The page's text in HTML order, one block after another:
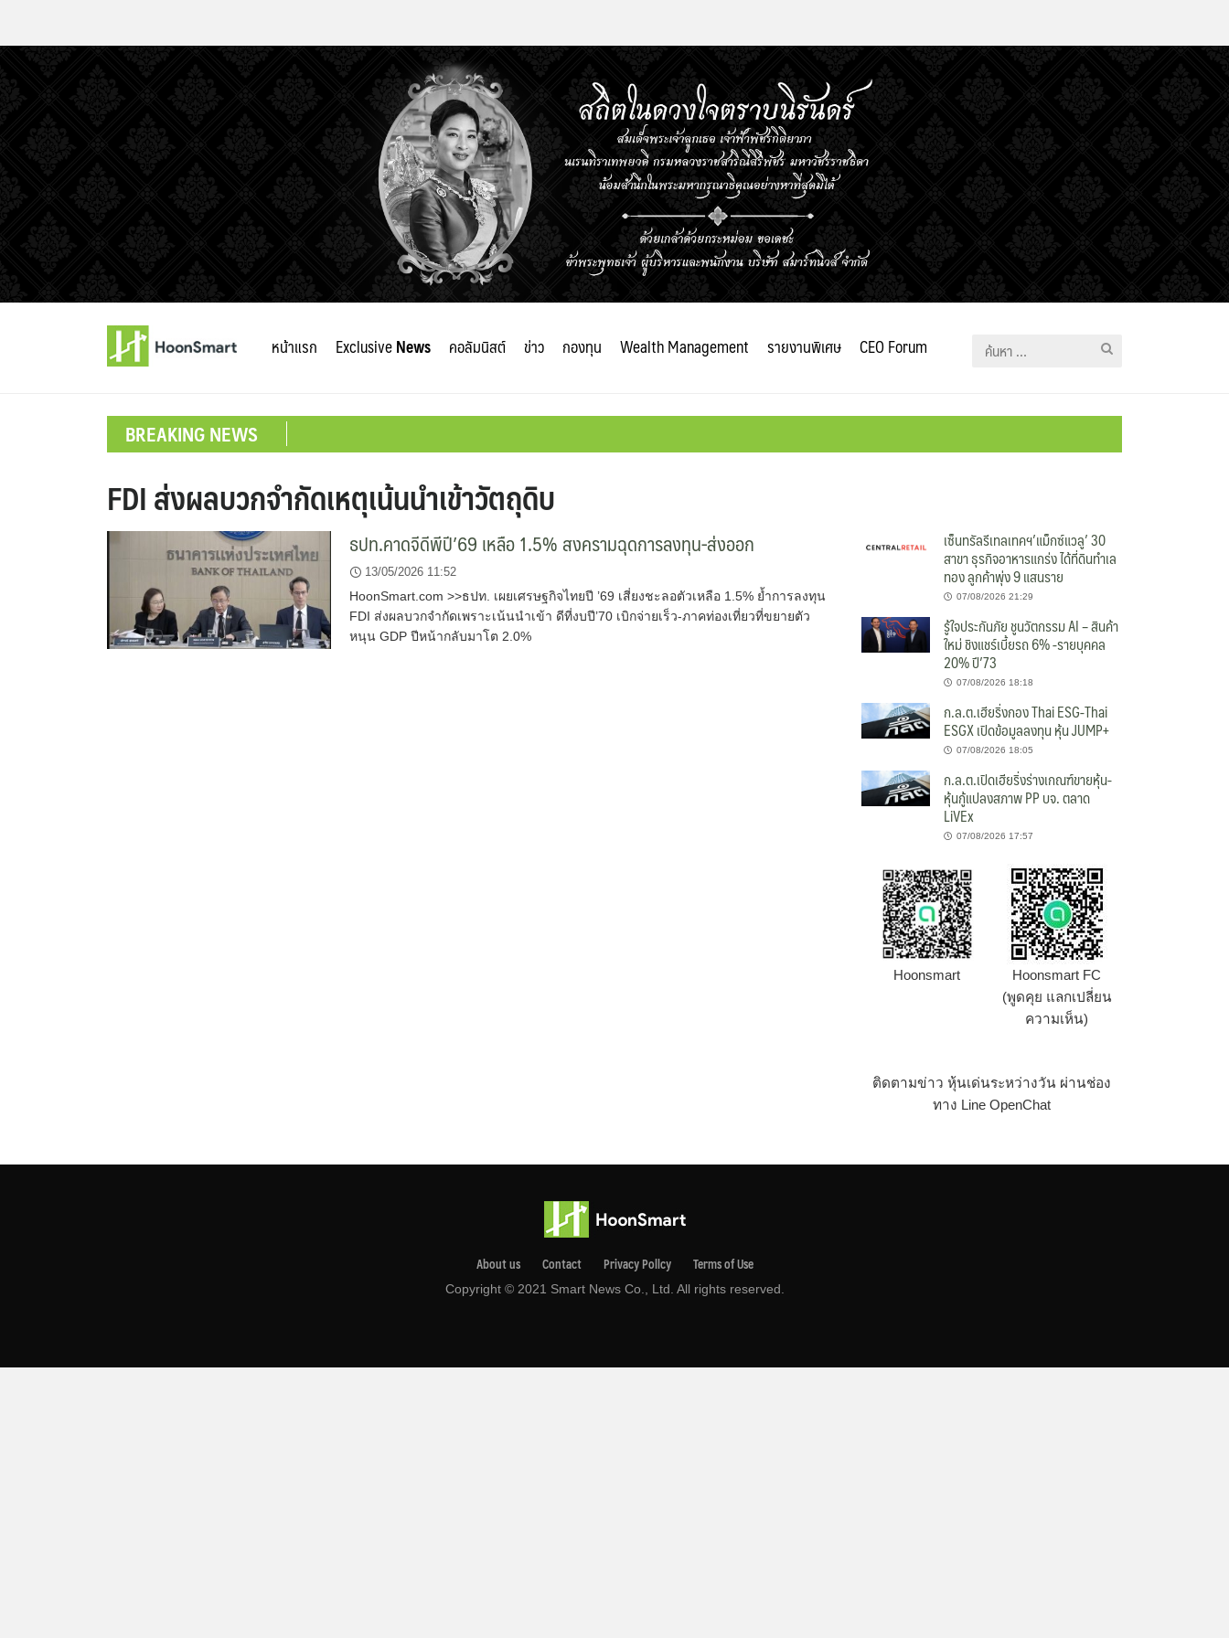
หน้าแรก ExclusiveNews คอลัมนิสต์ ข่าว กองทุน Wealth Management รายงานพิเศษ CEO Forum
ค้นหา
BREAKING NEWS
FDI ส่งผลบวกจำกัดเหตุเน้นนำเข้าวัตถุดิบ
ธปท.คาดจีดีพีปี’69 เหลือ 1.5% สงครามฉุดการลงทุน-ส่งออก
13/05/2026 11:52
HoonSmart.com >>ธปท. เผยเศรษฐกิจไทยปี ’69 เสี่ยงชะลอตัวเหลือ 1.5% ย้ำการลงทุน
FDI ส่งผลบวกจำกัดเพราะเน้นนำเข้า ดีที่งบปี’70 เบิกจ่ายเร็ว-ภาคท่องเที่ยวที่ขยายตัว
หนุน GDP ปีหน้ากลับมาโต 2.0%
เซ็นทรัลรีเทลเทคฯ’แม็กซ์แวลู’ 30
สาขา ธุรกิจอาหารแกร่ง ได้ที่ดินทำเล
ทอง ลูกค้าพุ่ง 9 แสนราย
07/08/2026 21:29
รู้ใจประกันภัย ชูนวัตกรรม AI – สินค้า
ใหม่ ชิงแชร์เบี้ยรถ 6% -รายบุคคล
20% ปี’73
07/08/2026 18:18
ก.ล.ต.เฮียริ่งกอง Thai ESG-Thai
ESGX เปิดข้อมูลลงทุน หุ้น JUMP+
07/08/2026 18:05
ก.ล.ต.เปิดเฮียริ่งร่างเกณฑ์ขายหุ้น-
หุ้นกู้แปลงสภาพ PP บจ. ตลาด
LiVEx
07/08/2026 17:57
Hoonsmart
Hoonsmart FC
(พูดคุย แลกเปลี่ยน
ความเห็น)
ติดตามข่าว หุ้นเด่นระหว่างวัน ผ่านช่อง
ทาง Line OpenChat
About us Contact Privacy Pollcy Terms of Use
Copyright © 2021 Smart News Co., Ltd. All rights reserved.